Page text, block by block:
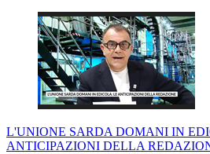
L'UNIONE SARDA DOMANI IN
ANTICIPAZIONI DELLA